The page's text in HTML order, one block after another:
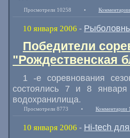
Просмотрели 10258 •
10 января 2006 -
Победители
"Рождественская
1 -е соревнования
состоялись 7 и 8 января
водохранилища.
Просмотрели 8773 • Комментарии
10 января 2006 - Hi-tech